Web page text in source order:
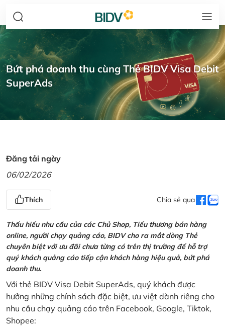
Bứt phá doanh thu cùng Thẻ BIDV Visa Debit
SuperAds
Đăng tải ngày
06/02/2026
Thích Chia sẻ qua
Thấu hiểu nhu cầu của các Chủ Shop, Tiểu thương bán hàng
online, người chạy quảng cáo, BIDV cho ra mắt dòng Thẻ
chuyên biệt với ưu đãi chưa từng có trên thị trường để hỗ trợ
quý khách quảng cáo tiếp cận khách hàng hiệu quả, bứt phá
doanh thu.
Với thẻ BIDV Visa Debit SuperAds, quý khách được
hưởng những chính sách đặc biệt, ưu việt dành riêng cho
nhu cầu chạy quảng cáo trên Facebook, Google, Tiktok,
Shopee: